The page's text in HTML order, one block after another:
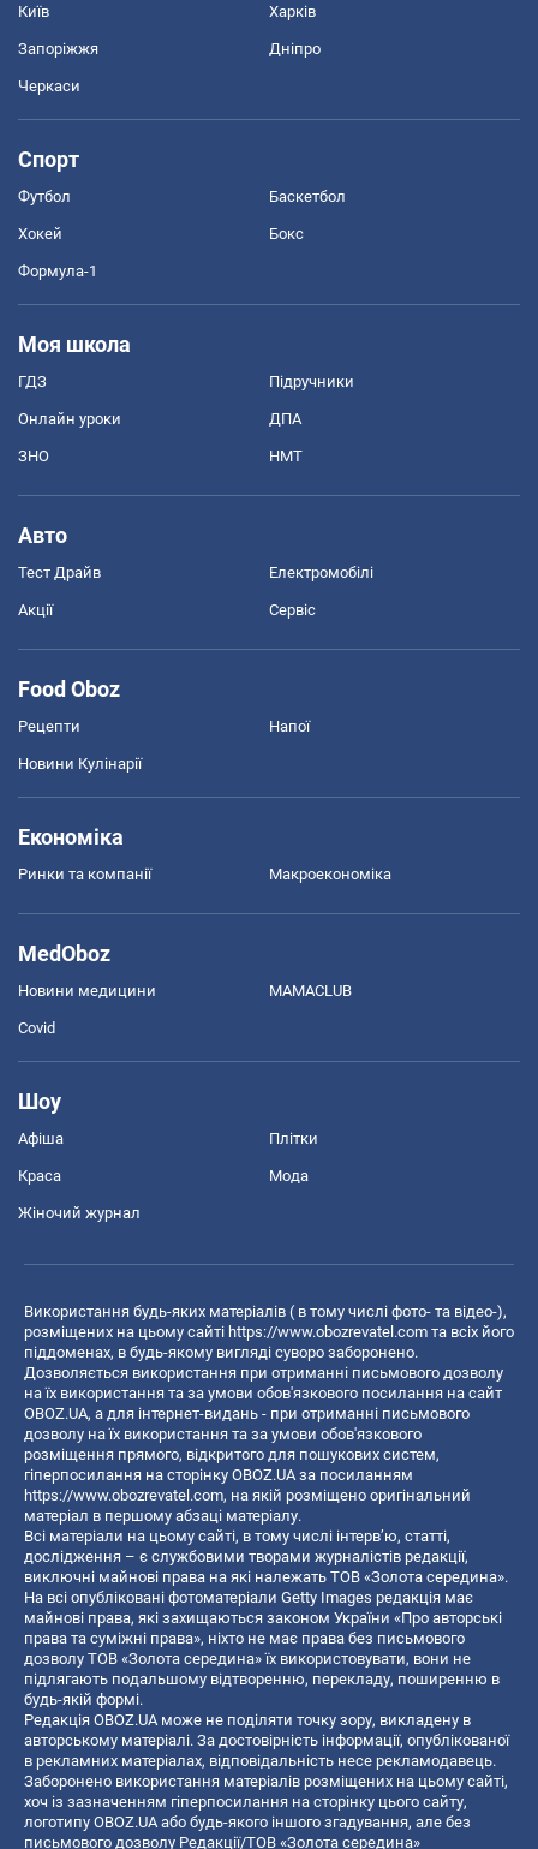
Київ Харків
Запоріжжя Дніпро
Черкаси
Спорт
Футбол Баскетбол
Хокей Бокс
Формула-1
Моя школа
ГДЗ Підручники
Онлайн уроки ДПА
ЗНО НМТ
Авто
Тест Драйв Електромобілі
Акції Сервіс
Food Oboz
Рецепти Напої
Новини Кулінарії
Економіка
Ринки та компанії Макроекономіка
MedOboz
Новини медицини MAMACLUB
Covid
Шоу
Афіша Плітки
Краса Мода
Жіночий журнал
Використання будь-яких матеріалів ( в тому числі фото- та відео-),
розміщених на цьому сайті https://www.obozrevatel.com та всіх його
піддоменах, в будь-якому вигляді суворо заборонено.
Дозволяється використання при отриманні письмового дозволу
на їх використання та за умови обов'язкового посилання на сайт
OBOZ.UA, а для інтернет-видань - при отриманні письмового
дозволу на їх використання та за умови обов'язкового
розміщення прямого, відкритого для пошукових систем,
гіперпосилання на сторінку OBOZ.UA за посиланням
https://www.obozrevatel.com, на якій розміщено оригінальний
матеріал в першому абзаці матеріалу.
Всі матеріали на цьому сайті, в тому числі інтерв’ю, статті,
дослідження – є службовими творами журналістів редакції,
виключні майнові права на які належать ТОВ «Золота середина».
На всі опубліковані фотоматеріали Getty Images редакція має
майнові права, які захищаються законом України «Про авторські
права та суміжні права», ніхто не має права без письмового
дозволу ТОВ «Золота середина» їх використовувати, вони не
підлягають подальшому відтворенню, перекладу, поширенню в
будь-якій формі.
Редакція OBOZ.UA може не поділяти точку зору, викладену в
авторському матеріалі. За достовірність інформації, опублікованої
в рекламних матеріалах, відповідальність несе рекламодавець.
Заборонено використання матеріалів розміщених на цьому сайті,
хоч із зазначенням гіперпосилання на сторінку цього сайту,
логотипу OBOZ.UA або будь-якого іншого згадування, але без
письмового дозволу Редакції/ТОВ «Золота середина»